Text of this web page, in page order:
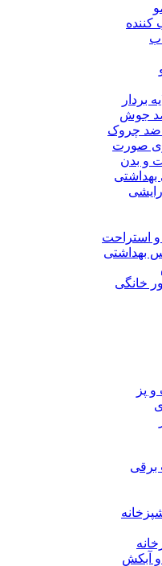
بردار
جوش
ضد چروک
صورت
و بدن
و استراحت
بهداشتی
خانگی
پز
آبکش